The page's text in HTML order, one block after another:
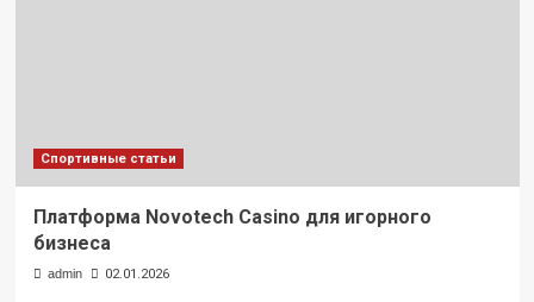
Спортивные статьи
Платформа Novotech Casino для игорного
бизнеса
admin 02.01.2026